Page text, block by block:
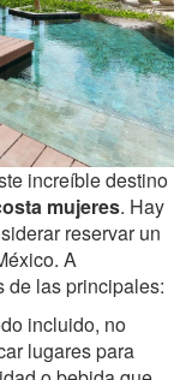
increíble destino
mujeres. Hay
reservar un
A
de las principales:
incluido, no
lugares para